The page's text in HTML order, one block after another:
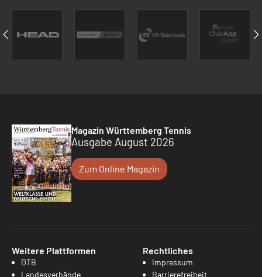
Magazin Württemberg Tennis
Ausgabe August 2026
Zum Online Magazin
Weitere Plattformen
DTB
Landesverbände
Rechtliches
Impressum
Barrierefreiheit